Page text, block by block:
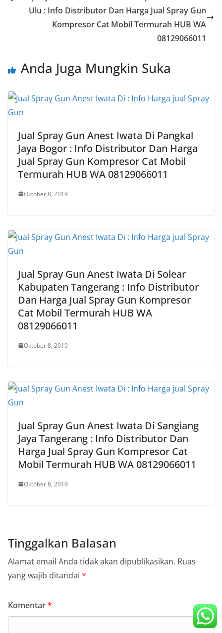
Ulu : Info Distributor Dan Harga Jual Spray Gun
Kompresor Cat Mobil Termurah HUB WA
08129066011
Anda Juga Mungkin Suka
Jual Spray Gun Anest Iwata Di Pangkal
Jaya Bogor : Info Distributor Dan Harga
Jual Spray Gun Kompresor Cat Mobil
Termurah HUB WA 08129066011
Oktober 8, 2019
Jual Spray Gun Anest Iwata Di Solear
Kabupaten Tangerang : Info Distributor
Dan Harga Jual Spray Gun Kompresor
Cat Mobil Termurah HUB WA
08129066011
Oktober 8, 2019
Jual Spray Gun Anest Iwata Di Sangiang
Jaya Tangerang : Info Distributor Dan
Harga Jual Spray Gun Kompresor Cat
Mobil Termurah HUB WA 08129066011
Oktober 8, 2019
Tinggalkan Balasan
Alamat email Anda tidak akan dipublikasikan. Ruas
yang wajib ditandai *
Komentar*